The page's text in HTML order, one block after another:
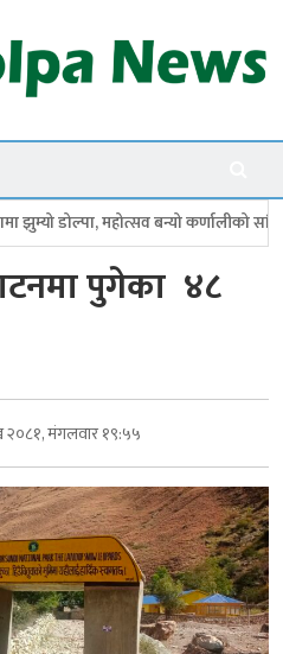
कर्णालीको सांगीतिक उत्सव
पुगेका ४८
२०८१, मंगलवार १९:५५